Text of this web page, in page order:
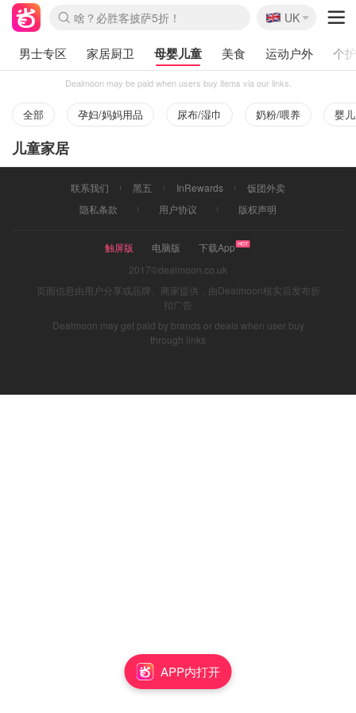
麦卢卡蜂蜜夏促！个位数！
啥？必胜客披萨5折！ 🇬🇧
UK
男士专区 家居厨卫 母婴儿童 美食 运动户外 个
Dealmoon may be paid when users buy items via our links.
全部 孕妇/妈妈用品 尿布/湿巾 奶粉/喂养 婴
儿童家居
APP内打开
联系我们 黑五 InRewards
饭团外卖
隐私条款
用户协议 版权声明
触屏版 电脑版
下载App
2017©dealmoon.co.uk
页面信息由用户分享或品牌、商家提供，由Dealmoon核实后发布折
扣广告
Dealmoon may get paid by brands or deals when user buy
through links